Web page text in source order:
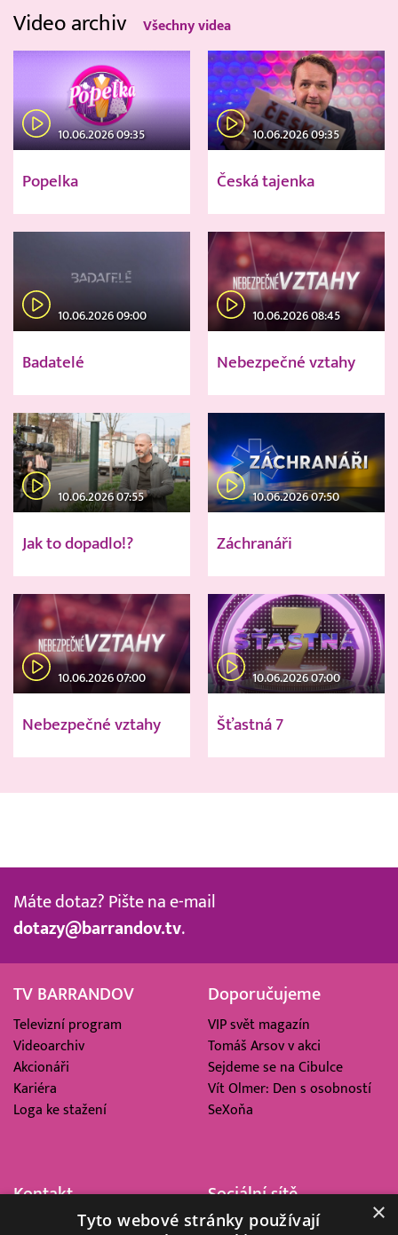
Video archiv Všechny videa
10.06.2026 09:35
Popelka
10.06.2026 09:35
Česká tajenka
10.06.2026 09:00
Badatelé
10.06.2026 08:45
Nebezpečné vztahy
10.06.2026 07:55
Jak to dopadlo!?
10.06.2026 07:50
Záchranáři
10.06.2026 07:00
Nebezpečné vztahy
10.06.2026 07:00
Šťastná 7
Máte dotaz? Pište na e-mail
dotazy@barrandov.tv.
TV BARRANDOV
Televizní program
Videoarchiv
Akcionáři
Kariéra
Loga ke stažení
Doporučujeme
VIP svět magazín
Tomáš Arsov v akci
Sejdeme se na Cibulce
Vít Olmer: Den s osobností
SeXoňa
Kontakt
Barrandov Televizní Studio,
Sociální sítě
×
Tyto webové stránky používají